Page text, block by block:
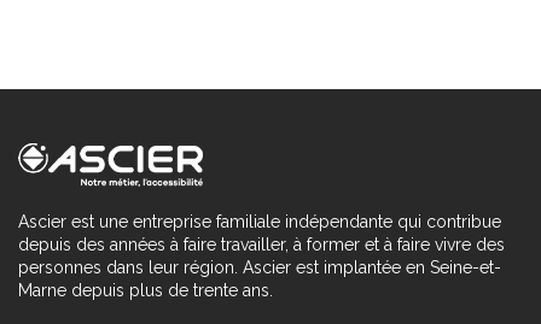
Ascier est une entreprise familiale indépendante qui contribue
depuis des années à faire travailler, à former et à faire vivre des
personnes dans leur région. Ascier est implantée en Seine-et-
Marne depuis plus de trente ans.